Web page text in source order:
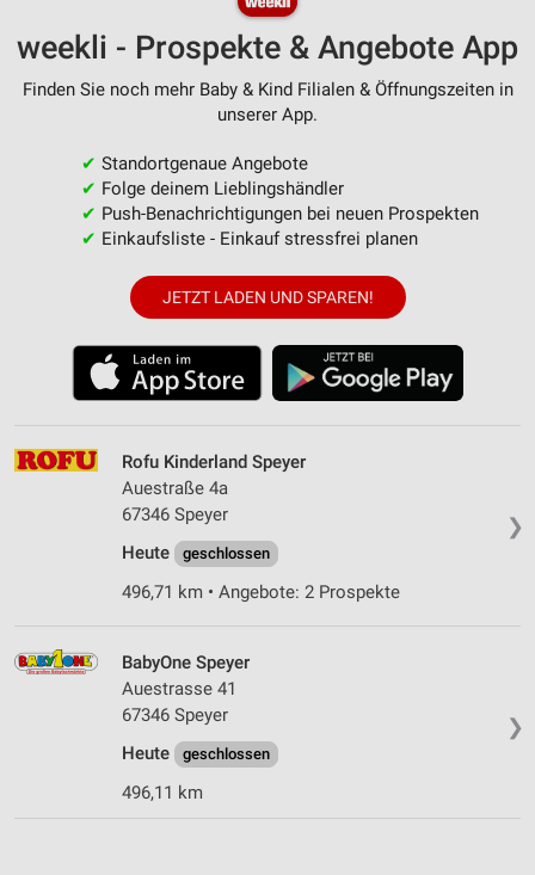
weekli - Prospekte & Angebote App
Finden Sie noch mehr Baby & Kind Filialen & Öffnungszeiten in
unserer App.
✔ Standortgenaue Angebote
✔ Folge deinem Lieblingshändler
✔ Push-Benachrichtigungen bei neuen Prospekten
✔ Einkaufsliste - Einkauf stressfrei planen
JETZT LADEN UND SPAREN!
❯
Rofu Kinderland Speyer
Auestraße 4a
67346 Speyer
Heute
geschlossen
496,71 km • Angebote: 2 Prospekte
❯
BabyOne Speyer
Auestrasse 41
67346 Speyer
Heute
geschlossen
496,11 km